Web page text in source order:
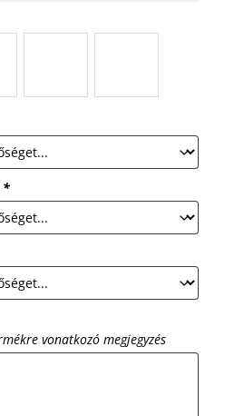
*
vonatkozó megjegyzés